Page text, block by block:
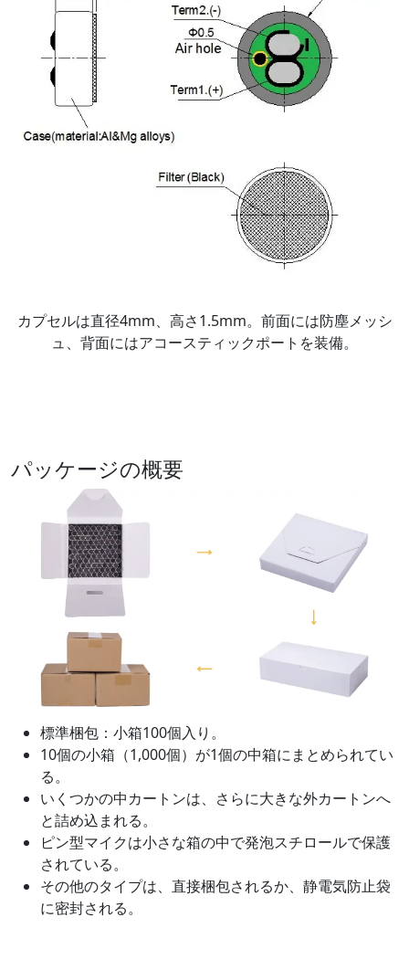
カプセルは直径4mm、高さ1.5mm。前面には防塵メッシ
ュ、背面にはアコースティックポートを装備。
パッケージの概要
標準梱包：小箱100個入り。
10個の小箱（1,000個）が1個の中箱にまとめられてい
る。
いくつかの中カートンは、さらに大きな外カートンへ
と詰め込まれる。
ピン型マイクは小さな箱の中で発泡スチロールで保護
されている。
その他のタイプは、直接梱包されるか、静電気防止袋
に密封される。